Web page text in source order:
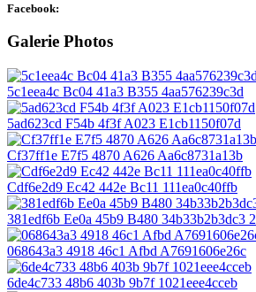
Facebook:
Galerie Photos
5c1eea4c Bc04 41a3 B355 4aa576239c3d
5ad623cd F54b 4f3f A023 E1cb1150f07d
Cf37ff1e E7f5 4870 A626 Aa6c8731a13b
Cdf6e2d9 Ec42 442e Bc11 111ea0c40ffb
381edf6b Ee0a 45b9 B480 34b33b2b3dc3 2
068643a3 4918 46c1 Afbd A7691606e26c
6de4c733 48b6 403b 9b7f 1021eee4cceb